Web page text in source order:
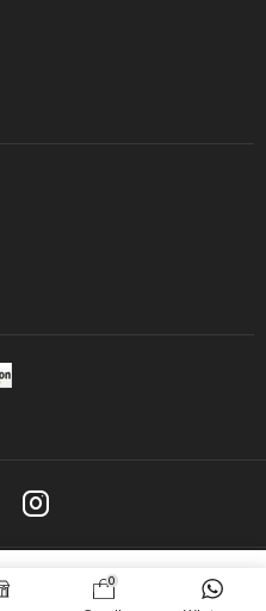
sono di esclusiva proprietà di
0